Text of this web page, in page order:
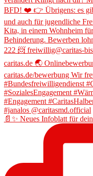
📄✨ Neues Infoblatt für